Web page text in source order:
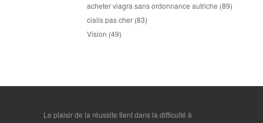
acheter viagra sans ordonnance autriche (89)
cialis pas cher (83)
Vision (49)
Le plaisir de la réussite tient dans la difficulté à